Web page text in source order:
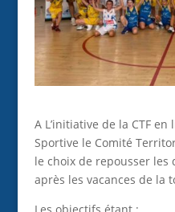
A L’initiative de la CTF
Sportive le Comité
le choix de repousser
après les vacances de la